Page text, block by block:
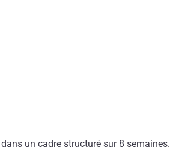
un cadre structuré sur 8 semaines.